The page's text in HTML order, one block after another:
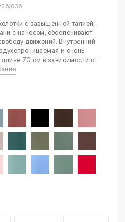
036
с завышенной талией,
с начесом, обеспечивают
движений. Внутренний
и очень
70 см в зависимости от